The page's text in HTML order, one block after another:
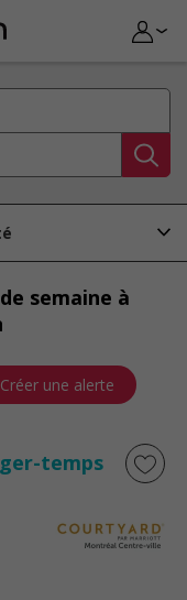
semaine à
Créer une alerte
temps